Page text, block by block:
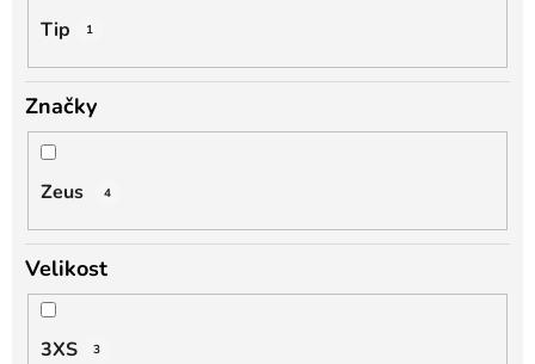
Tip 1
Značky
Zeus 4
Velikost
3XS 3